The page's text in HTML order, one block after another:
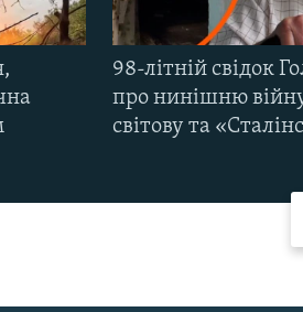
98-літній свідок
про нинішню
світову та